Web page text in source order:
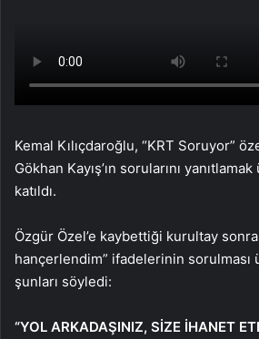
Kemal Kılıçdaroğlu, “KRT Soruyor”
Gökhan Kayış’ın sorularını
katıldı.
Özgür Özel’e kaybettiği kurultay
hançerlendim” ifadelerinin sorulması
şunları söyledi:
“YOL ARKADAŞINIZ, SİZE İHANET